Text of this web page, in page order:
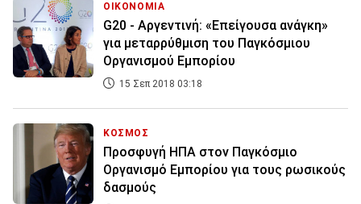
ΟΙΚΟΝΟΜΙΑ
G20 - Αργεντινή: «Επείγουσα ανάγκη»
για μεταρρύθμιση του Παγκόσμιου
Οργανισμού Εμπορίου
15 Σεπ 2018 03:18
ΚΟΣΜΟΣ
Προσφυγή ΗΠΑ στον Παγκόσμιο
Οργανισμό Εμπορίου για τους ρωσικούς
δασμούς